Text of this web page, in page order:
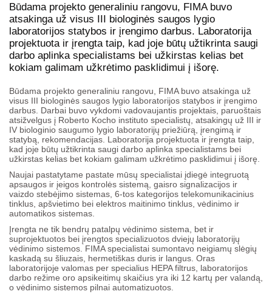
Būdama projekto generaliniu rangovu, FIMA buvo
atsakinga už visus III biologinės saugos lygio
laboratorijos statybos ir įrengimo darbus. Laboratorija
projektuota ir įrengta taip, kad joje būtų užtikrinta saugi
darbo aplinka specialistams bei užkirstas kelias bet
kokiam galimam užkrėtimo pasklidimui į išorę.
Būdama projekto generaliniu rangovu, FIMA buvo atsakinga už
visus III biologinės saugos lygio laboratorijos statybos ir įrengimo
darbus. Darbai buvo vykdomi vadovaujantis projektais, paruoštais
atsižvelgus į Roberto Kocho instituto specialistų, atsakingų už III ir
IV biologinio saugumo lygio laboratorijų priežiūrą, įrengimą ir
statybą, rekomendacijas. Laboratorija projektuota ir įrengta taip,
kad joje būtų užtikrinta saugi darbo aplinka specialistams bei
užkirstas kelias bet kokiam galimam užkrėtimo pasklidimui į išorę.
Naujai pastatytame pastate mūsų specialistai įdiegė integruotą
apsaugos ir įeigos kontrolės sistemą, gaisro signalizacijos ir
vaizdo stebėjimo sistemas, 6-tos kategorijos telekomunikacinius
tinklus, apšvietimo bei elektros maitinimo tinklus, vėdinimo ir
automatikos sistemas.
Įrengta ne tik bendrų patalpų vėdinimo sistema, bet ir
suprojektuotos bei įrengtos specializuotos dviejų laboratorijų
vėdinimo sistemos. FIMA specialistai sumontavo neigiamų slėgių
kaskadą su šliuzais, hermetiškas duris ir langus. Oras
laboratorijoje valomas per specialius HEPA filtrus, laboratorijos
darbo režime oro apsikeitimų skaičius yra iki 12 kartų per valandą,
o vėdinimo sistemos pilnai automatizuotos.